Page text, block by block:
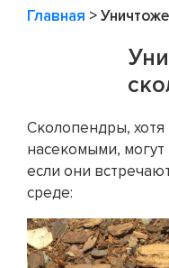
Главная >
Сколопендры,
насекомыми, могут
если они
среде: